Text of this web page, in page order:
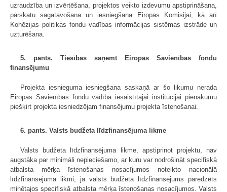
uzraudzība un izvērtēšana, projektos veikto izdevumu apstiprināšana,
pārskatu sagatavošana un iesniegšana Eiropas Komisijai, kā arī
Kohēzijas politikas fondu vadības informācijas sistēmas izstrāde un
uzturēšana.
5. pants. Tiesības saņemt Eiropas Savienības fondu
finansējumu
Projekta iesnieguma iesniegšana saskaņā ar šo likumu nerada
Eiropas Savienības fondu vadībā iesaistītajai institūcijai pienākumu
piešķirt projekta iesniedzējam finansējumu projekta īstenošanai.
6. pants. Valsts budžeta līdzfinansējuma likme
Valsts budžeta līdzfinansējuma likme, apstiprinot projektu, nav
augstāka par minimāli nepieciešamo, ar kuru var nodrošināt specifiskā
atbalsta mērķa īstenošanas nosacījumos noteikto nacionālā
līdzfinansējuma likmi, ja valsts budžeta līdzfinansējums paredzēts
minētajos specifiskā atbalsta mērķa īstenošanas nosacījumos. Valsts